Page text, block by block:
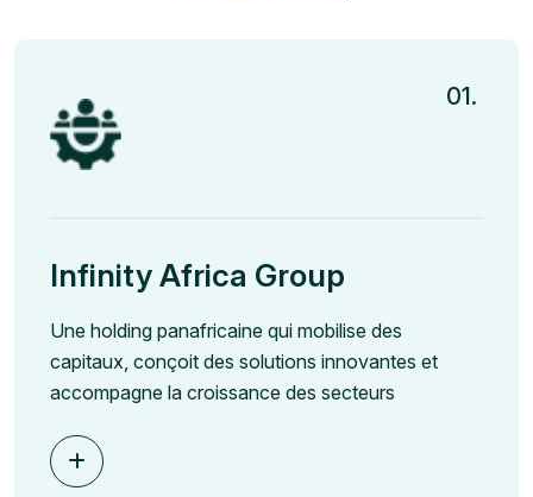
Infinity Africa Group
Une holding panafricaine qui mobilise des
capitaux, conçoit des solutions innovantes et
accompagne la croissance des secteurs
01.